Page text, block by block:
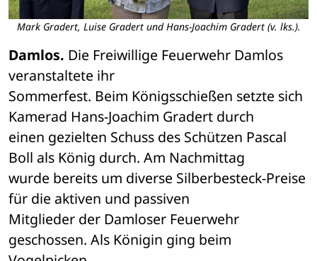
Mark Gradert, Luise Gradert und Hans-Joachim Gradert (v. lks.).
Damlos. Die Freiwillige Feuerwehr Damlos
veranstaltete ihr
Sommerfest. Beim Königsschießen setzte sich
Kamerad Hans-Joachim Gradert durch
einen gezielten Schuss des Schützen Pascal
Boll als König durch. Am Nachmittag
wurde bereits um diverse Silberbesteck-Preise
für die aktiven und passiven
Mitglieder der Damloser Feuerwehr
geschossen. Als Königin ging beim